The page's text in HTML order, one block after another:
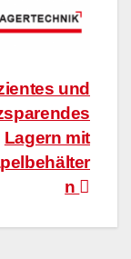
und
Lagern mit
n